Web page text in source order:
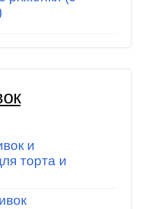
и
торта и